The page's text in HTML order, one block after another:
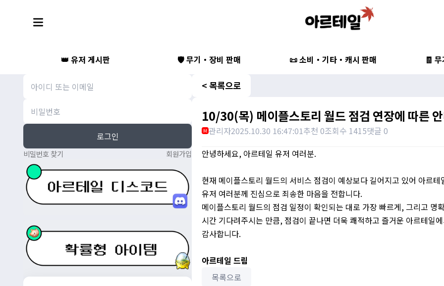
👑 유저 게시판 🛡️ 무기・장비 판매 📜 소비・기타・캐시 판매 🧾
로그인
비밀번호 찾기 회원가입
< 목록으로
10/30(목) 메이플스토리 월드 점검 연장에 따른
M 관리자2025.10.30 16:47:01추천 0조회수 1415댓글 0
안녕하세요, 아르테일 유저 여러분.
현재 메이플스토리 월드의 서비스 점검이 예상보다 길어지고 있어 아르
유저 여러분께 진심으로 죄송한 마음을 전합니다.
메이플스토리 월드의 점검 일정이 확인되는 대로 가장 빠르게, 그리고
시간 기다려주시는 만큼, 점검이 끝나면 더욱 쾌적하고 즐거운 아르테일
감사합니다.
아르테일 드림
목록으로